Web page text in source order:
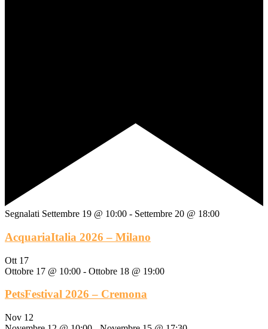
Segnalati Settembre 19 @ 10:00 - Settembre 20 @ 18:00
AcquariaItalia 2026 – Milano
Ott 17
Ottobre 17 @ 10:00 - Ottobre 18 @ 19:00
PetsFestival 2026 – Cremona
Nov 12